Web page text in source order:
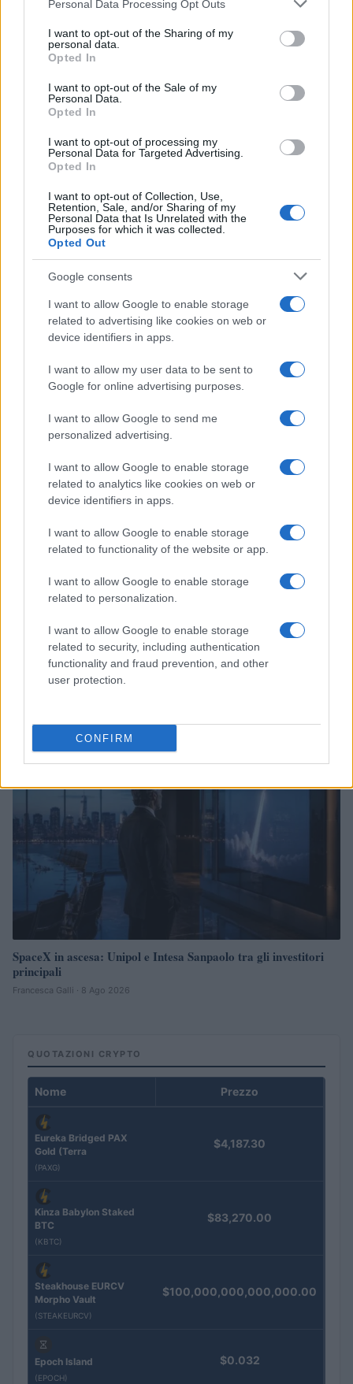
not limited to your visit or usage behaviour. You may click to
grant or deny consent to Google and its third-party tags to
use your data for below specified purposes in below Google
consent section.
Personal Data Processing Opt Outs
I want to opt-out of the Sharing of my
personal data.
Opted In
I want to opt-out of the Sale of my
Personal Data.
Opted In
I want to opt-out of processing my
Personal Data for Targeted Advertising.
Opted In
I want to opt-out of Collection, Use,
Retention, Sale, and/or Sharing of my
Personal Data that Is Unrelated with the
Purposes for which it was collected.
Opted Out
Google consents
I want to allow Google to enable storage
related to advertising like cookies on web or
device identifiers in apps.
I want to allow my user data to be sent to
Google for online advertising purposes.
I want to allow Google to send me
personalized advertising.
I want to allow Google to enable storage
related to analytics like cookies on web or
device identifiers in apps.
I want to allow Google to enable storage
related to functionality of the website or app.
I want to allow Google to enable storage
related to personalization.
I want to allow Google to enable storage
related to security, including authentication
functionality and fraud prevention, and other
user protection.
CONFIRM
Continua a leggere
FINANZA
Come il settore tech influisce sui titoli di Stato e le strategie per
investire
Francesca Spadaro · 9 Ago 2026
Senato Usa approva maxi-pacchetto di sanzioni a Mosca e
Teheran
SpaceX in ascesa: Unipol e Intesa Sanpaolo tra gli investitori
principali
Francesca Galli · 8 Ago 2026
QUOTAZIONI CRYPTO
Nome Prezzo
Eureka Bridged PAX
Gold (Terra
(PAXG)
$4,187.30
Kinza Babylon Staked
BTC
(KBTC)
$83,270.00
Steakhouse EURCV
Morpho Vault
(STEAKEURCV)
$100,000,000,000,000.00
Epoch Island
(EPOCH)
$0.032